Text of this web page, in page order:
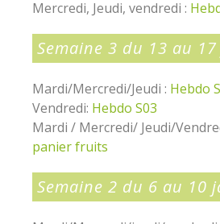
Mercredi, Jeudi, vendredi :
Semaine 3 du 13 au
Mardi/Mercredi/Jeudi : Hebdo
Vendredi: Hebdo S03
Mardi / Mercredi/ Jeudi/
panier fruits
Semaine 2 du 6 au 10